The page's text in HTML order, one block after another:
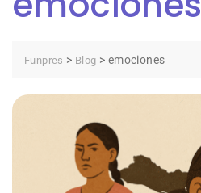
Funpres > Blog > emociones